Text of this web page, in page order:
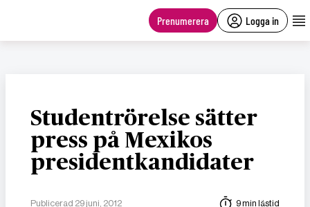
Prenumerera Logga in
Studentrörelse sätter
press på Mexikos
presidentkandidater
Publicerad 29 juni, 2012 9 min lästid